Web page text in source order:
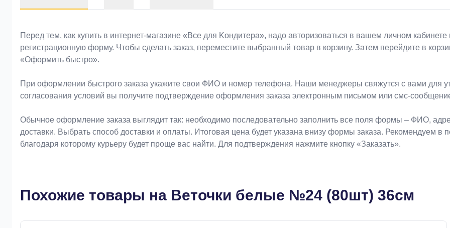
Оформление заказа
Перед тем, как купить в интернет-магазине «Bce для Koндитeрa», надо авторизоваться в вашем личном
регистрационную форму. Чтобы сделать заказ, переместите выбранный товар в корзину. Затем перейдите в
«Оформить быстро».
При оформлении быстрого заказа укажите свои ФИО и номер телефона. Наши менеджеры свяжутся с вами для
согласования условий вы получите подтверждение оформления заказа электронным письмом или смс-
Обычное оформление заказа выглядит так: необходимо последовательно заполнить все поля формы – ФИО,
доставки. Выбрать способ доставки и оплаты. Итоговая цена будет указана внизу формы заказа. Рекомендуем в
благодаря которому курьеру будет проще вас найти. Для подтверждения нажмите кнопку «Заказать».
Похожие товары на Веточки белые №24 (80шт) 36см